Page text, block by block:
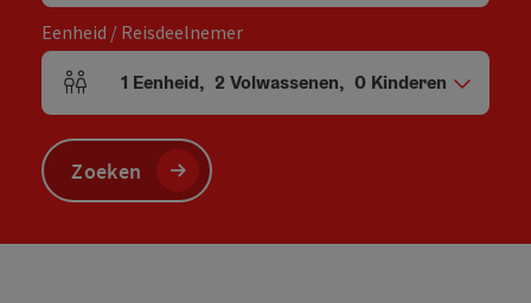
Eenheid / Reisdeelnemer
Aantal eenheden en persoonsvelden
1 Eenheid, 2 Volwassenen, 0 Kinderen
Zoeken